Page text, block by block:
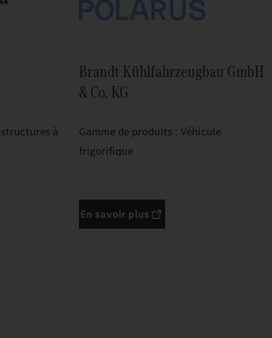
à
Brandt Kühlfahrzeugbau GmbH
& Co. KG
Gamme de produits : Véhicule
frigorifique
En savoir plus